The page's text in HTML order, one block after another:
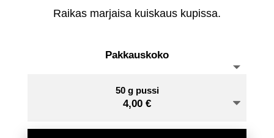
Raikas marjaisa kuiskaus kupissa.
Pakkauskoko
50 g pussi
4,00 €